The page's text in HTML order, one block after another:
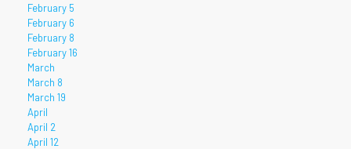
February 5
February 6
February 8
February 16
March
March 8
March 19
April
April 2
April 12